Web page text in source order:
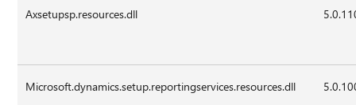
Axsetupsp.resources.dll
Microsoft.dynamics.setup.reportingservices.resources.dll